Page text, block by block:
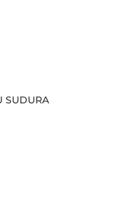
SUDURA